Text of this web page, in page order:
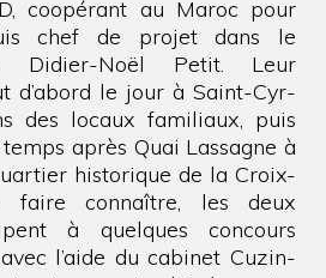
coopérant au Maroc pour
chef de projet dans le
Didier-Noël Petit. Leur
d’abord le jour à Saint-Cyr-
des locaux familiaux, puis
après Quai Lassagne à
historique de la Croix-
faire connaître, les deux
à quelques concours
l’aide du cabinet Cuzin-